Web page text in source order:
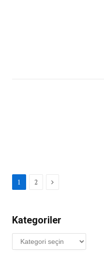
1 2 Next
Kategoriler
Kategoriler